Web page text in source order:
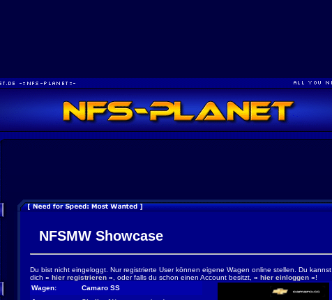
NFSMW Showcase
Du bist nicht eingeloggt. Nur registrierte User können eigene Wagen online stellen. Du kannst
dich » hier registrieren « , oder falls du schon einen Account besitzt, » hier einloggen «!
Wagen:
Camaro SS